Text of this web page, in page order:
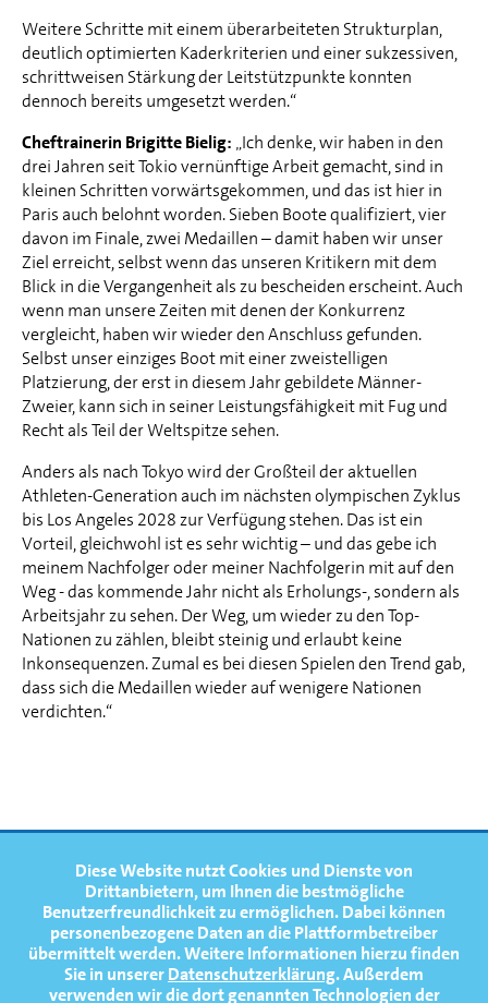
Diese Website nutzt Cookies und Dienste von
Drittanbietern, um Ihnen die bestmögliche
Benutzerfreundlichkeit zu ermöglichen.Dabei können
personenbezogene Daten an die Plattformbetreiber
übermittelt werden. Weitere Informationen hierzu finden
Sie in unsererDatenschutzerklärung. Außerdem
verwenden wir die dort genannten Technologien der
Weitere Schritte mit einem überarbeiteten Strukturplan,
deutlich optimierten Kaderkriterien und einer sukzessiven,
schrittweisen Stärkung der Leitstützpunkte konnten
dennoch bereits umgesetzt werden.“
Cheftrainerin Brigitte Bielig: „Ich denke, wir haben in den
drei Jahren seit Tokio vernünftige Arbeit gemacht, sind in
kleinen Schritten vorwärtsgekommen, und das ist hier in
Paris auch belohnt worden. Sieben Boote qualifiziert, vier
davon im Finale, zwei Medaillen – damit haben wir unser
Ziel erreicht, selbst wenn das unseren Kritikern mit dem
Blick in die Vergangenheit als zu bescheiden erscheint. Auch
wenn man unsere Zeiten mit denen der Konkurrenz
vergleicht, haben wir wieder den Anschluss gefunden.
Selbst unser einziges Boot mit einer zweistelligen
Platzierung, der erst in diesem Jahr gebildete Männer-
Zweier, kann sich in seiner Leistungsfähigkeit mit Fug und
Recht als Teil der Weltspitze sehen.
Anders als nach Tokyo wird der Großteil der aktuellen
Athleten-Generation auch im nächsten olympischen Zyklus
bis Los Angeles 2028 zur Verfügung stehen. Das ist ein
Vorteil, gleichwohl ist es sehr wichtig – und das gebe ich
meinem Nachfolger oder meiner Nachfolgerin mit auf den
Weg - das kommende Jahr nicht als Erholungs-, sondern als
Arbeitsjahr zu sehen. Der Weg, um wieder zu den Top-
Nationen zu zählen, bleibt steinig und erlaubt keine
Inkonsequenzen. Zumal es bei diesen Spielen den Trend gab,
dass sich die Medaillen wieder auf wenigere Nationen
verdichten.“
FOOTERNAVIGATION
NEWS
TERMINE
MEDIATHEK
PRESSE